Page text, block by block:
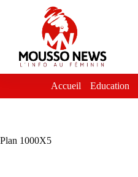
Accueil Education
Plan 1000X5